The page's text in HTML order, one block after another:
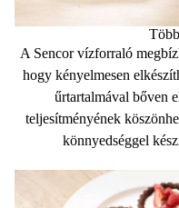
A Sencor vízforraló
hogy kényelmesen
űrtartalmával bőven
teljesítményének
könnyedséggel